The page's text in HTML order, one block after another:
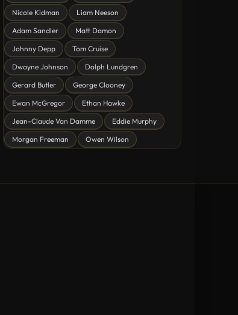
ดูหนังลึกลับ Mystery
ดูหนังอนิเมชั่น Animation
ดูหนังไซไฟ Sci-Fi
ดูหนังครอบครัว Family
ดูหนังฝรั่งอังกฤษ UK
ดูหนังญี่ปุ่น Japan
ดูหนังไทย Thailand
Nicole Kidman
Liam Neeson
Adam Sandler
Matt Damon
Johnny Depp
Tom Cruise
Dwayne Johnson
Dolph Lundgren
Gerard Butler
George Clooney
Ewan McGregor
Ethan Hawke
Jean-Claude Van Damme
Eddie Murphy
Morgan Freeman
Owen Wilson